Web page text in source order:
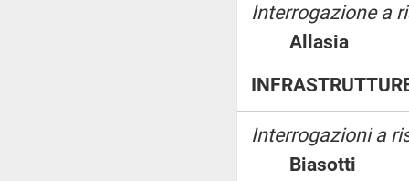
Interrogazione a
Allasia
Interrogazioni a
Biasotti